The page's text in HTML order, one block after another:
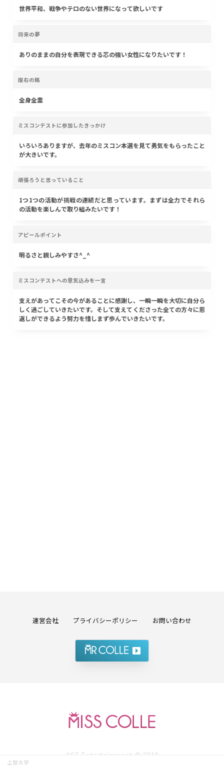
世界平和、戦争やテロのない世界になって欲しいです
将来の夢
ありのままの自分を表現できる芯の強い女性になりたいです！
座右の銘
全身全霊
ミスコンテストに参加したきっかけ
いろいろありますが、去年のミスコン本選を見て勇気をもらったこと
が大きいです。
頑張ろうと思っていること
1つ1つの活動が挑戦の連続だと思っています。まずは全力でそれら
の活動を楽しんで取り組みたいです！
アピールポイント
明るさと親しみやすさ^_^
ミスコンテストへの意気込みを一言
支えがあってこその今があることに感謝し、一瞬一瞬を大切に自分ら
しく過ごしていきたいです。そして支えてくださった全ての方々に恩
返しができるよう努力を惜しまず歩んでいきたいです。
上智大学
運営会社 プライバシーポリシー お問い合わせ
AGE Entertainment. © 2019